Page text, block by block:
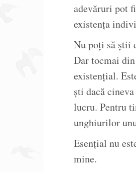
adevăruri pot fi
existența
Nu poți să știi
Dar tocmai
existențial.
ști dacă
lucru. Pentru
unghiurilor
Esențial nu
mine.